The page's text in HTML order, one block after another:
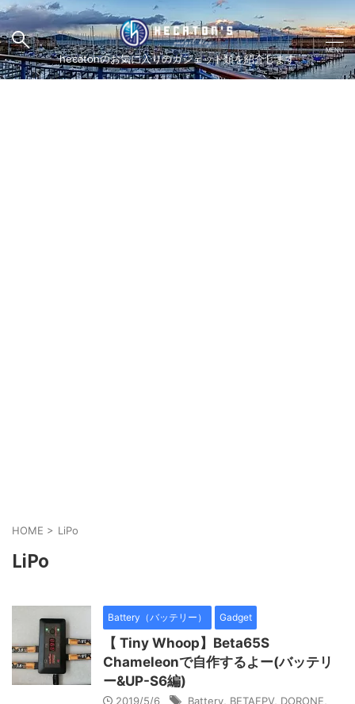
hecatonのお気に入りのガジェット類を紹介します
HOME > LiPo
LiPo
Battery（バッテリー） Gadget
【 Tiny Whoop】Beta65S
Chameleonで自作するよー(バッテリ
ー&UP-S6編)
2019/5/6 Battery BETAFPV, DORONE